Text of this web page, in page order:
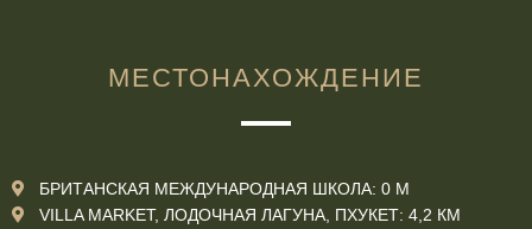
МЕСТОНАХОЖДЕНИЕ
БРИТАНСКАЯ МЕЖДУНАРОДНАЯ ШКОЛА: 0 М
VILLA MARKET, ЛОДОЧНАЯ ЛАГУНА, ПХУКЕТ: 4,2 КМ